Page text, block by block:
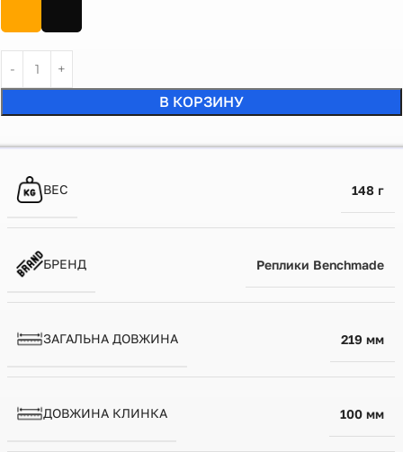
В КОРЗИНУ
ВЕС 148 г
БРЕНД Реплики Benchmade
ЗАГАЛЬНА ДОВЖИНА 219 мм
ДОВЖИНА КЛИНКА 100 мм